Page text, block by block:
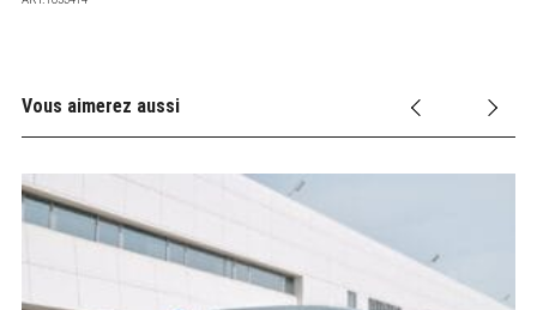
Vous aimerez aussi